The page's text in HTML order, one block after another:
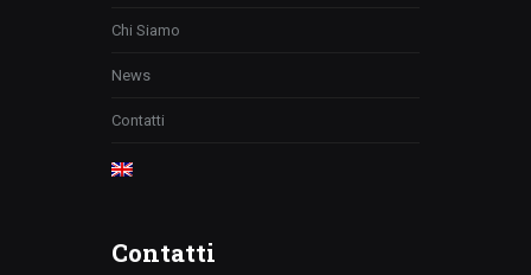
Chi Siamo
News
Contatti
Contatti